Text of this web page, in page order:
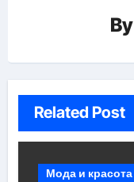
By
Related Post
Мода и красота